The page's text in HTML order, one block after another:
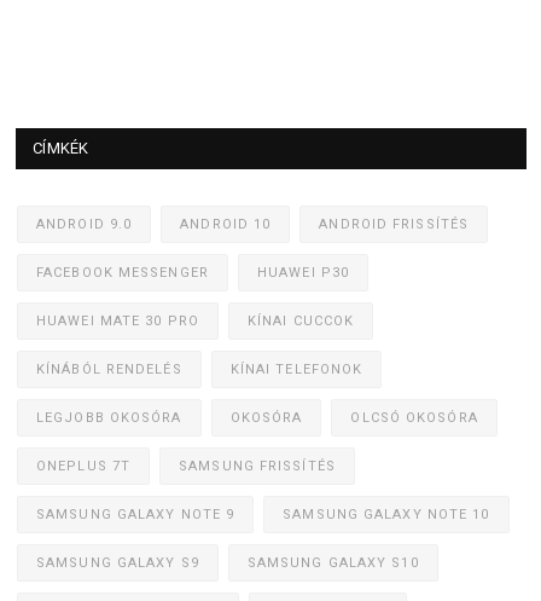
CÍMKÉK
ANDROID 9.0 ANDROID 10 ANDROID FRISSÍTÉS
FACEBOOK MESSENGER HUAWEI P30
HUAWEI MATE 30 PRO KÍNAI CUCCOK
KÍNÁBÓL RENDELÉS KÍNAI TELEFONOK
LEGJOBB OKOSÓRA OKOSÓRA OLCSÓ OKOSÓRA
ONEPLUS 7T SAMSUNG FRISSÍTÉS
SAMSUNG GALAXY NOTE 9 SAMSUNG GALAXY NOTE 10
SAMSUNG GALAXY S9 SAMSUNG GALAXY S10